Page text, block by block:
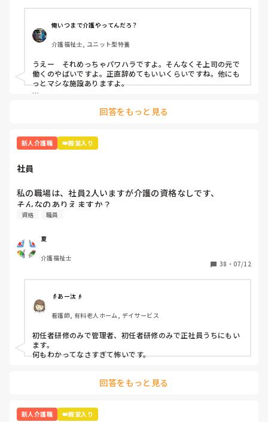
「お前邪魔」「お前がやれよ」「は？なんで？」
同期の子、他の職員の方とも話したのですが
「A(上司)って言い方きついよね」「昭和の思考っていう
か…自分の思い通りにならないとキレるからね」と。
いい時もあります。利用者様の前では絶対怒らないですけど
ね、、。
乗り越え方ってありますか？気にしない方法…
さっきも「ティッシュ早く取りに行けよ！！」と…
「どこにあるか分かりません」と言うと「あそこにあるだ
と教えて頂きました。
本当泣きそうです。仕事は楽しいです。頑張ります。
読んでくれてありがとうございます😭
俺いつまで介護やってんだろ？
介護福祉士, ユニット型特養
うえー　それめっちゃパワハラですよ。そんなくそ上司の元で
働くのやばいですよ。正直辞めてもいいくらいですね。他にも
っとマシな施設ありますよ。
どうせこいつは怒るだろうって思って、気にしない。
事を覚えて1人前になって仕事で見返す。
この手のタイプはその方が若い頃など同じような境遇でいわゆ
いてないので、時代が遅れてるんですよ。
一番最強なのはボイスレコーダーでそいつのなめ腐った発言録
音して、出るとこ出ちゃうこと。
回答をもっと見る
新人介護職 👑殿堂入り
社員
私の職場は、社員2人いますが介護の資格なしです、
そんなのありえますか？
資格 職員
夏
介護福祉士
38 ・ 07/12
👵あー汰👴
看護師, 有料老人ホーム, デイサービス
初任者研修のみで管理者、初任者研修のみで正社員うちにもい
ます。
何もわかってなさすぎて怖いです。
回答をもっと見る
新人介護職 👑殿堂入り